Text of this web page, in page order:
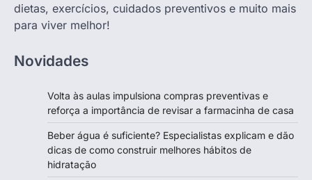
dietas, exercícios, cuidados preventivos e muito mais
para viver melhor!
Novidades
Volta às aulas impulsiona compras preventivas e
reforça a importância de revisar a farmacinha de casa
Beber água é suficiente? Especialistas explicam e dão
dicas de como construir melhores hábitos de
hidratação